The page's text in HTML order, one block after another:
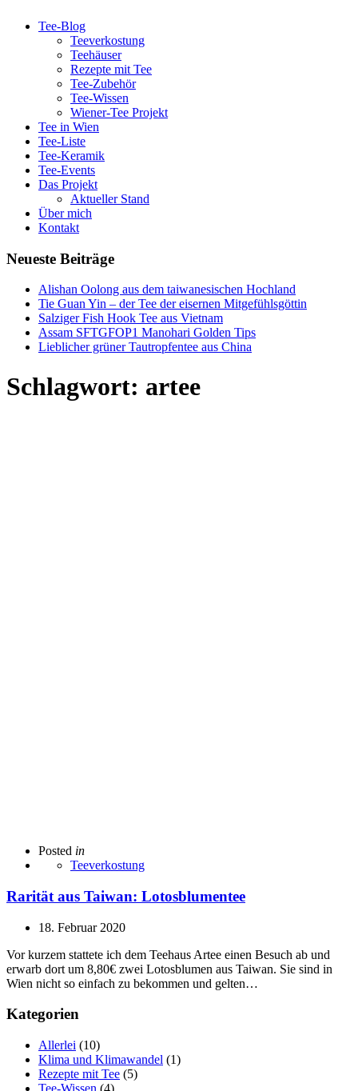
Tee-Blog
Teeverkostung
Teehäuser
Rezepte mit Tee
Tee-Zubehör
Tee-Wissen
Wiener-Tee Projekt
Tee in Wien
Tee-Liste
Tee-Keramik
Tee-Events
Das Projekt
Aktueller Stand
Über mich
Kontakt
Neueste Beiträge
Alishan Oolong aus dem taiwanesischen Hochland
Tie Guan Yin – der Tee der eisernen Mitgefühlsgöttin
Salziger Fish Hook Tee aus Vietnam
Assam SFTGFOP1 Manohari Golden Tips
Lieblicher grüner Tautropfentee aus China
Schlagwort: artee
Posted in
Teeverkostung
Rarität aus Taiwan: Lotosblumentee
18. Februar 2020
Vor kurzem stattete ich dem Teehaus Artee einen Besuch ab und
erwarb dort um 8,80€ zwei Lotosblumen aus Taiwan. Sie sind in
Wien nicht so einfach zu bekommen und gelten…
Kategorien
Allerlei (10)
Klima und Klimawandel (1)
Rezepte mit Tee (5)
Tee-Wissen (4)